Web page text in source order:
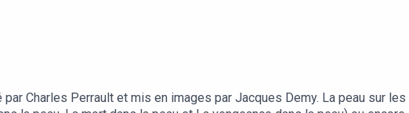
par Charles Perrault et mis en images par Jacques Demy. La peau sur